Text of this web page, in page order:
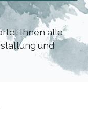
Ihnen alle
und